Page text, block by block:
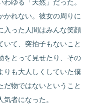
ゆる「天然」だった。
かれない。彼女の周りに
入った人間はみんな笑顔
いて、突拍子もないこと
をとって見せたり、その
りも大人しくしていた僕
だ物ではないということ
者になった。